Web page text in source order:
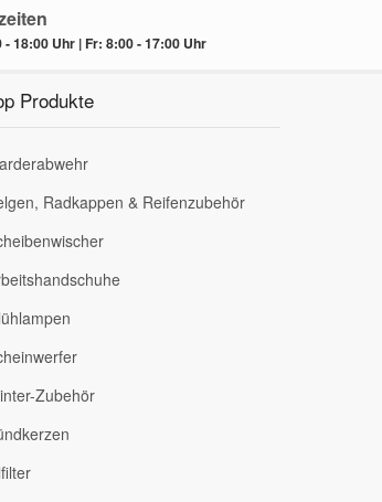
- 18:00 Uhr | Fr: 8:00 - 17:00 Uhr
Produkte
Radkappen & Reifenzubehör
Zubehör